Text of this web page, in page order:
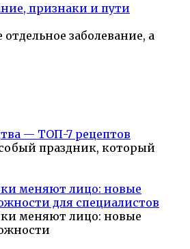
признаки и пути
заболевание, а
— ТОП-7 рецептов
праздник, который
меняют лицо: новые
для специалистов
меняют лицо: новые